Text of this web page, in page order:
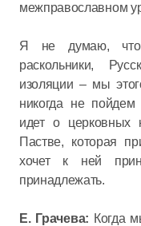
межправославном
Я не думаю, что,
раскольники,
изоляции – мы
никогда не
идет о церковных
Пастве, которая
хочет к ней
принадлежать.
Е. Грачева: Когда